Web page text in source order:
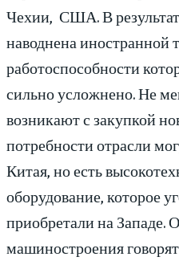
Чехии, США. В
наводнена иностранной
работоспособности
сильно усложнено. Не
возникают с закупкой
потребности отрасли
Китая, но есть
оборудование, которое
приобретали на Западе.
машиностроения